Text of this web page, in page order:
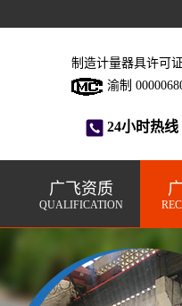
制造计量器具许可证
渝制
24小时热线
广飞资质
QUALIFICATION